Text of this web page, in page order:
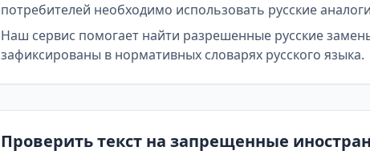
потребителей необходимо использовать русские
Наш сервис помогает найти разрешенные русские
зафиксированы в нормативных словарях русского языка.
Проверить текст на запрещенные